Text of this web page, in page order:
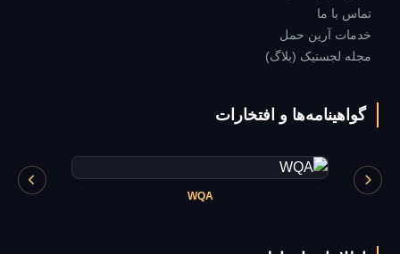
تماس با ما
خدمات آرین حمل
مجله لجستیک (بلاگ)
گواهینامه‌ها و افتخارات
WQA